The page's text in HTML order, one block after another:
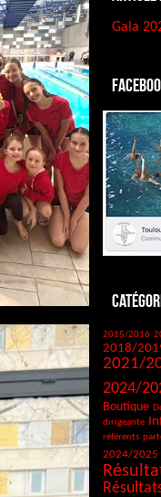
Gala
2015/2016
2018/
2021/
2024/
Boutique
dirigeante
référents
2024/2025